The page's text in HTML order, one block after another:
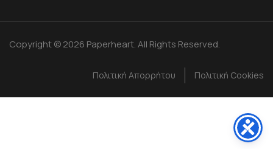
Copyright © 2026 Paperheart. All Rights Reserved.
Πολιτική Απορρήτου Πολιτική Cookies